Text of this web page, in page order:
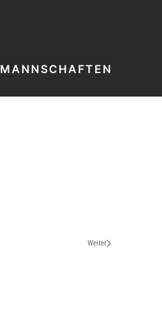
MANNSCHAFTEN
Weiter